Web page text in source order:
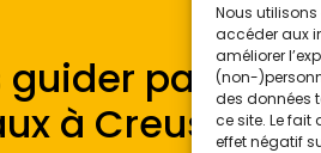
Nous
accéder aux
améliorer
(non-
des données
ce site. Le fait
effet négatif
par l'un
à Creuse.